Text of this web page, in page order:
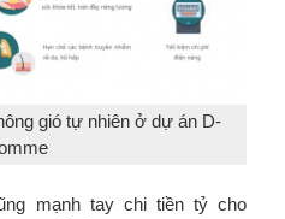
gió tự nhiên ở dự án D-
mạnh tay chi tiền tỷ cho